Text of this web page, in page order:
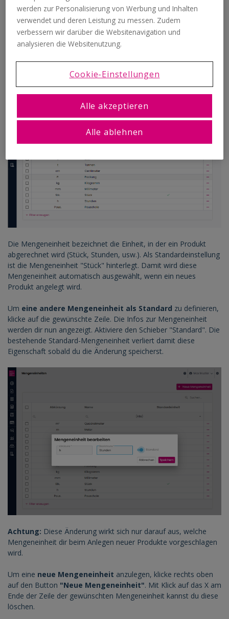
"Einstellungen", bzw. klicke auf das Zahnrad-Symbol rechts
oben. Gehe dann zu "Belegerstellung" > "Mengeneinheiten", um
zu den Einstellungsmöglichkeiten zu gelangen.
Du siehst als erstes eine Übersicht über die bereits vorhandenen
Mengeneinheiten:
Die Mengeneinheit bezeichnet die Einheit, in der ein Produkt
abgerechnet wird (Stück, Stunden, usw.). Als Standardeinstellung
ist die Mengeneinheit "Stück" hinterlegt. Damit wird diese
Mengeneinheit automatisch ausgewählt, wenn ein neues
Produkt angelegt wird.
Um eine andere Mengeneinheit als Standard zu definieren,
klicke auf die gewünschte Zeile. Die Infos zur Mengeneinheit
werden dir nun angezeigt. Aktiviere den Schieber "Standard". Die
bestehende Standard-Mengeneinheit verliert damit diese
Eigenschaft sobald du die Änderung speicherst.
Achtung: Diese Änderung wirkt sich nur darauf aus, welche
Mengeneinheit dir beim Anlegen neuer Produkte vorgeschlagen
wird.
Um eine neue Mengeneinheit anzulegen, klicke rechts oben
auf den Button "Neue Mengeneinheit". Mit Klick auf das X am
Ende der Zeile der gewünschten Mengeneinheit kannst du diese
löschen.
werden zur Personalisierung von Werbung und Inhalten
verwendet und deren Leistung zu messen. Zudem
verbessern wir darüber die Websitenavigation und
analysieren die Websitenutzung.
Cookie-Einstellungen
Alle ablehnen
Alle akzeptieren